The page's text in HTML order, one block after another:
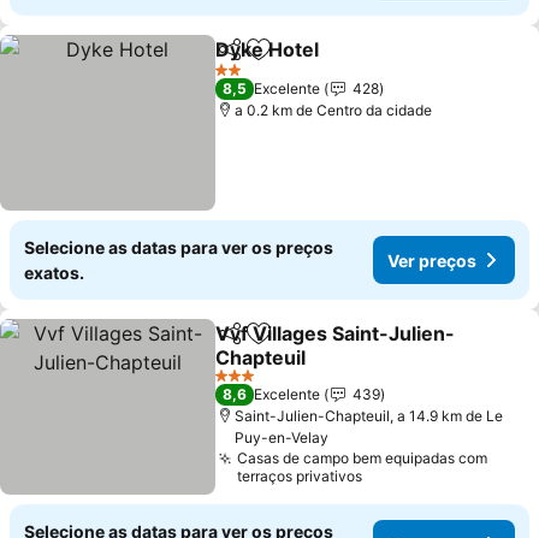
PartilharAdicionar aos favoritos
Dyke Hotel
2 Estrelas
8,5 Excelente
428
a 0.2 km de Centro da cidade
Selecione as datas para ver os preços
exatos.
Ver preços
PartilharAdicionar aos favoritos
Vvf Villages Saint-Julien-
Chapteuil
3 Estrelas
8,6 Excelente
439
Saint-Julien-Chapteuil, a 14.9 km de Le
Puy-en-Velay
Casas de campo bem equipadas com
terraços privativos
Selecione as datas para ver os preços